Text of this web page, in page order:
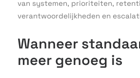
van systemen, prioriteiten,
verantwoordelijkheden en
Wanneer
meer genoeg is